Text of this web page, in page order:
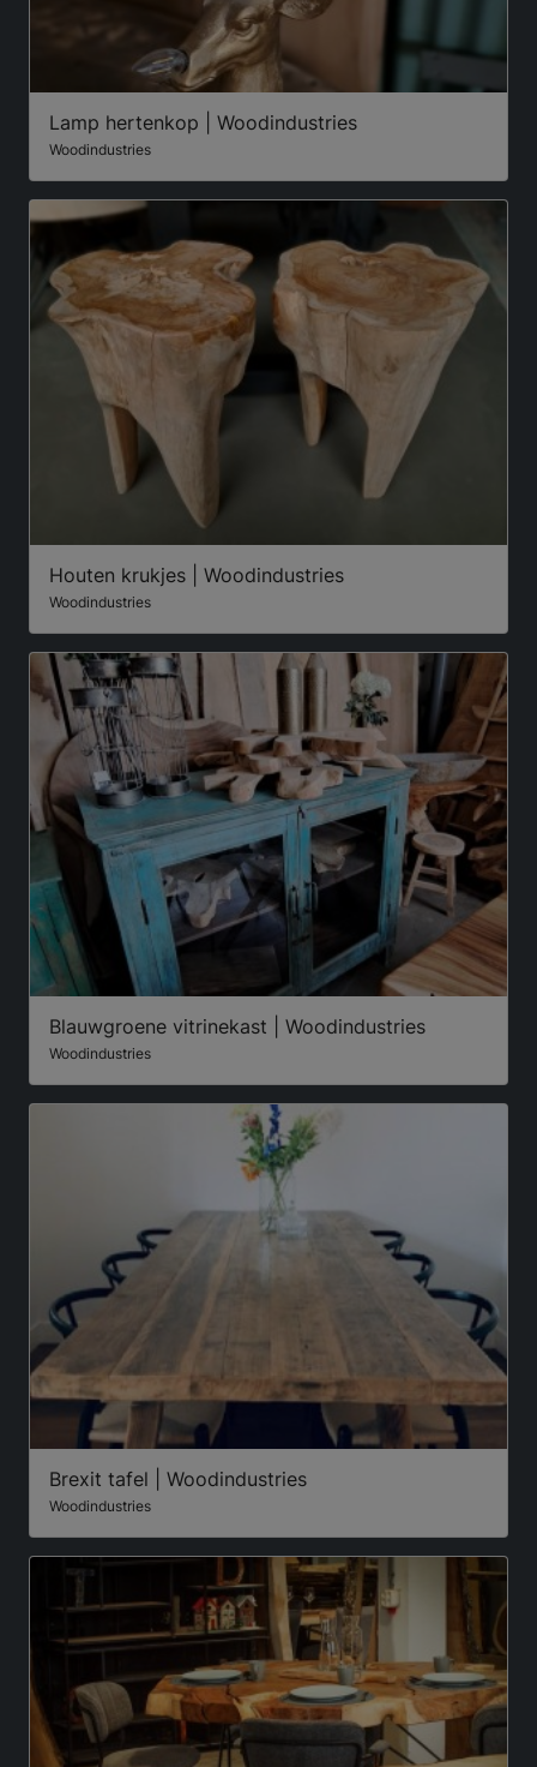
Lamp hertenkop | Woodindustries
Woodindustries
Houten krukjes | Woodindustries
Woodindustries
Blauwgroene vitrinekast | Woodindustries
Woodindustries
Brexit tafel | Woodindustries
Woodindustries